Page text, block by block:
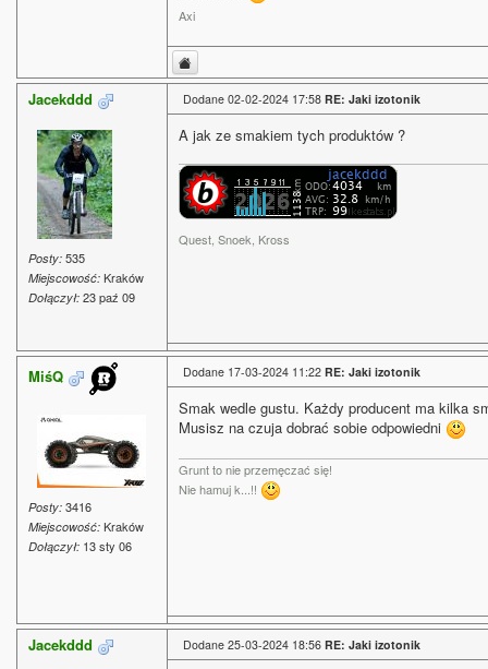
Axi
Jacekddd
Posty: 535
Miejscowość: Kraków
Dołączył: 23 paź 09
Dodane 02-02-2024 17:58 RE: Jaki izotonik
A jak ze smakiem tych produktów ?
Quest, Snoek, Kross
MiśQ
Posty: 3416
Miejscowość: Kraków
Dołączył: 13 sty 06
Dodane 17-03-2024 11:22 RE: Jaki izotonik
Smak wedle gustu. Każdy producent ma kilka
Musisz na czuja dobrać sobie odpowiedni
Grunt to nie przemęczać się!
Nie hamuj k...!!
Jacekddd Dodane 25-03-2024 18:56 RE: Jaki izotonik